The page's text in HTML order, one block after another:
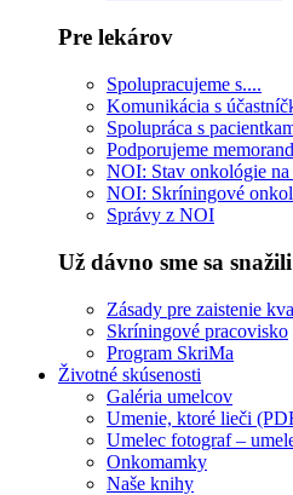
Pre lekárov
Spolupracujeme s....
Komunikácia s
Spolupráca s
Podporujeme
NOI: Stav onkológie
NOI: Skríningové
Správy z NOI
Už dávno sme sa snažili
Zásady pre zaistenie
Skríningové pracovisko
Program SkriMa
Životné skúsenosti
Galéria umelcov
Umenie, ktoré lieči
Umelec fotograf –
Onkomamky
Naše knihy